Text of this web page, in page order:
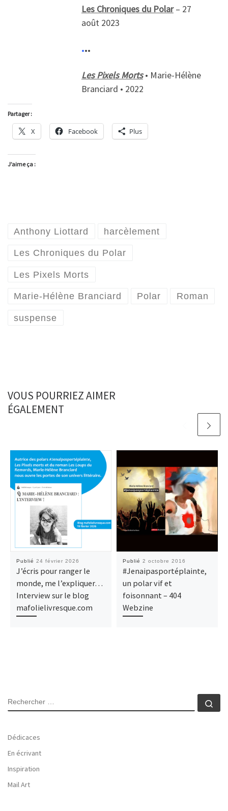
Les Chroniques du Polar– 27
août 2023
•••
Les Pixels Morts• Marie-Hélène
Branciard • 2022
Partager :
X Facebook Plus
J’aime ça :
Anthony Liottard harcèlement
Les Chroniques du Polar
Les Pixels Morts
Marie-Hélène Branciard Polar Roman
suspense
VOUS POURRIEZ AIMER
ÉGALEMENT
Publié 24 février 2026
J’écris pour ranger le
monde, me l’expliquer…
Interview sur le blog
mafolielivresque.com
Publié 2 octobre 2016
#‎Jenaipasportéplainte‬,
un polar vif et
foisonnant – 404
Webzine
SEARCH
Dédicaces
En écrivant
Inspiration
Mail Art